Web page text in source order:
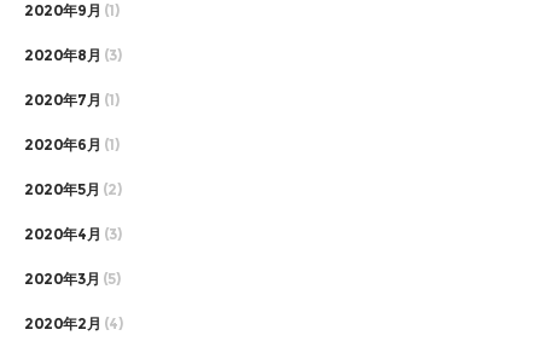
2020年9月 (1)
2020年8月 (3)
2020年7月 (1)
2020年6月 (1)
2020年5月 (2)
2020年4月 (3)
2020年3月 (5)
2020年2月 (4)